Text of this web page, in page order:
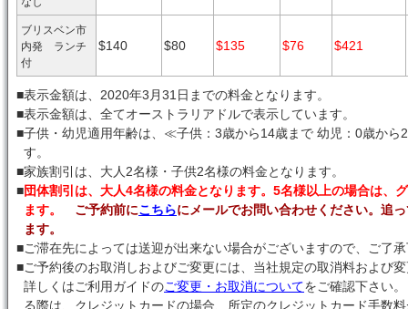
ブリスベン市
内発 ランチ
付
$140 $80 $135 $76 $421
■表示金額は、2020年3月31日までの料金となります。
■表示金額は、全てオーストラリアドルで表示しています。
■子供・幼児適用年齢は、≪子供：3歳から14歳まで 幼児：0歳か
す。
■家族割引は、大人2名様・子供2名様の料金となります。
■団体割引は、大人4名様の料金となります。5名様以上の場合は、
ます。
ご予約前にこちらにメールでお問い合わせください。追
ます。
■ご滞在先によっては送迎が出来ない場合がございますので、ご了
■ご予約後のお取消しおよびご変更には、当社規定の取消料および
詳しくはご利用ガイドのご変更・お取消についてをご確認下さい
る際は、クレジットカードの場合、所定のクレジットカード手数